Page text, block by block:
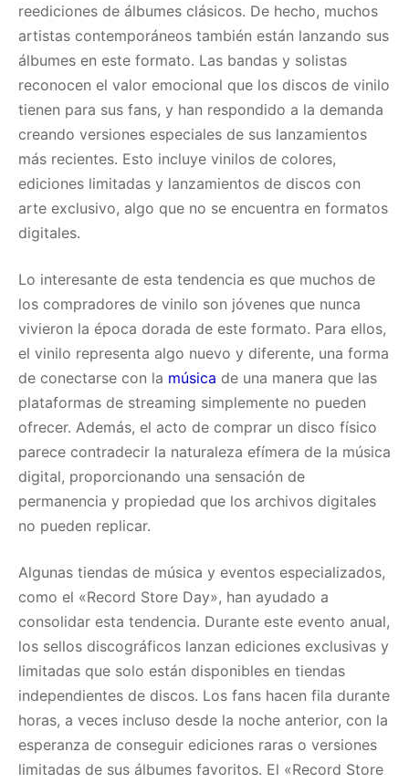
reediciones de álbumes clásicos. De hecho, muchos
artistas contemporáneos también están lanzando sus
álbumes en este formato. Las bandas y solistas
reconocen el valor emocional que los discos de vinilo
tienen para sus fans, y han respondido a la demanda
creando versiones especiales de sus lanzamientos
más recientes. Esto incluye vinilos de colores,
ediciones limitadas y lanzamientos de discos con
arte exclusivo, algo que no se encuentra en formatos
digitales.
Lo interesante de esta tendencia es que muchos de
los compradores de vinilo son jóvenes que nunca
vivieron la época dorada de este formato. Para ellos,
el vinilo representa algo nuevo y diferente, una forma
de conectarse con la música de una manera que las
plataformas de streaming simplemente no pueden
ofrecer. Además, el acto de comprar un disco físico
parece contradecir la naturaleza efímera de la música
digital, proporcionando una sensación de
permanencia y propiedad que los archivos digitales
no pueden replicar.
Algunas tiendas de música y eventos especializados,
como el «Record Store Day», han ayudado a
consolidar esta tendencia. Durante este evento anual,
los sellos discográficos lanzan ediciones exclusivas y
limitadas que solo están disponibles en tiendas
independientes de discos. Los fans hacen fila durante
horas, a veces incluso desde la noche anterior, con la
esperanza de conseguir ediciones raras o versiones
limitadas de sus álbumes favoritos. El «Record Store